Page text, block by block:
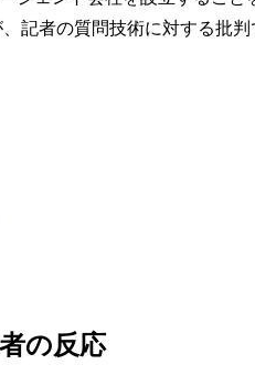
記者の質問技術に対する批判
の反応